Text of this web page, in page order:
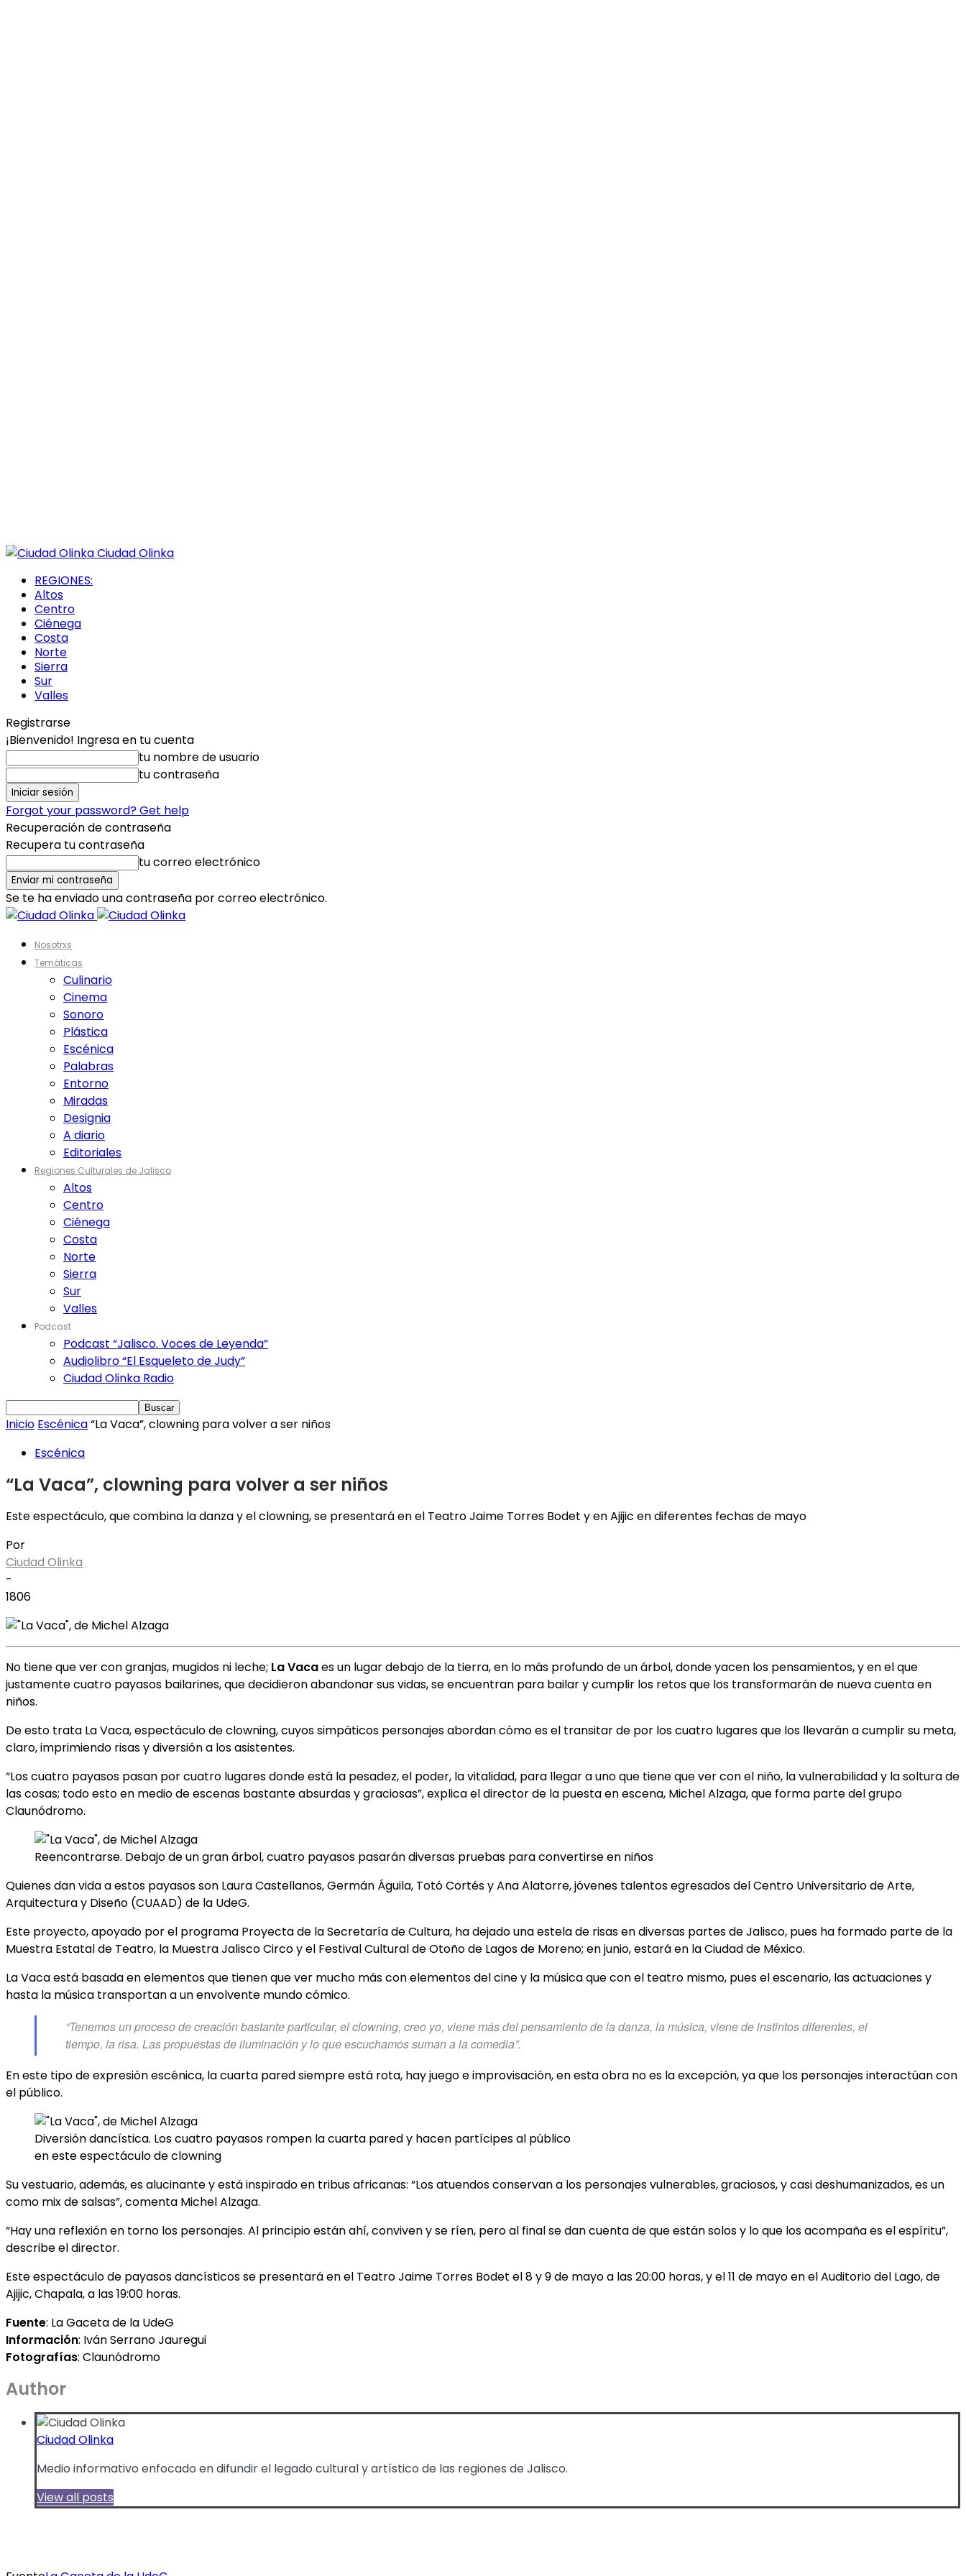
Ciudad Olinka
REGIONES:
Altos
Centro
Ciénega
Costa
Norte
Sierra
Sur
Valles
Registrarse
¡Bienvenido! Ingresa en tu cuenta
tu nombre de usuario
tu contraseña
Forgot your password? Get help
Recuperación de contraseña
Recupera tu contraseña
tu correo electrónico
Se te ha enviado una contraseña por correo electrónico.
Nosotrxs
Temáticas
Culinario
Cinema
Sonoro
Plástica
Escénica
Palabras
Entorno
Miradas
Designia
A diario
Editoriales
Regiones Culturales de Jalisco
Altos
Centro
Ciénega
Costa
Norte
Sierra
Sur
Valles
Podcast
Podcast “Jalisco. Voces de Leyenda”
Audiolibro “El Esqueleto de Judy”
Ciudad Olinka Radio
Inicio Escénica“La Vaca”, clowning para volver a ser niños
Escénica
“La Vaca”, clowning para volver a ser niños
Este espectáculo, que combina la danza y el clowning, se presentará en el Teatro Jaime Torres Bodet y en Ajijic en diferentes fechas de mayo
Por
Ciudad Olinka
-
1806
No tiene que ver con granjas, mugidos ni leche; La Vacaes un lugar debajo de la tierra, en lo más profundo de un árbol, donde yacen los pensamientos, y en el que
justamente cuatro payasos bailarines, que decidieron abandonar sus vidas, se encuentran para bailar y cumplir los retos que los transformarán de nueva cuenta en
niños.
De esto trata La Vaca, espectáculo de clowning, cuyos simpáticos personajes abordan cómo es el transitar de por los cuatro lugares que los llevarán a cumplir su meta,
claro, imprimiendo risas y diversión a los asistentes.
“Los cuatro payasos pasan por cuatro lugares donde está la pesadez, el poder, la vitalidad, para llegar a uno que tiene que ver con el niño, la vulnerabilidad y la soltura de
las cosas; todo esto en medio de escenas bastante absurdas y graciosas”, explica el director de la puesta en escena, Michel Alzaga, que forma parte del grupo
Claunódromo.
Reencontrarse. Debajo de un gran árbol, cuatro payasos pasarán diversas pruebas para convertirse en niños
Quienes dan vida a estos payasos son Laura Castellanos, Germán Águila, Totó Cortés y Ana Alatorre, jóvenes talentos egresados del Centro Universitario de Arte,
Arquitectura y Diseño (CUAAD) de la UdeG.
Este proyecto, apoyado por el programa Proyecta de la Secretaría de Cultura, ha dejado una estela de risas en diversas partes de Jalisco, pues ha formado parte de la
Muestra Estatal de Teatro, la Muestra Jalisco Circo y el Festival Cultural de Otoño de Lagos de Moreno; en junio, estará en la Ciudad de México.
La Vaca está basada en elementos que tienen que ver mucho más con elementos del cine y la música que con el teatro mismo, pues el escenario, las actuaciones y
hasta la música transportan a un envolvente mundo cómico.
“Tenemos un proceso de creación bastante particular, el clowning, creo yo, viene más del pensamiento de la danza, la música, viene de instintos diferentes, el
tiempo, la risa. Las propuestas de iluminación y lo que escuchamos suman a la comedia”.
En este tipo de expresión escénica, la cuarta pared siempre está rota, hay juego e improvisación, en esta obra no es la excepción, ya que los personajes interactúan con
el público.
Diversión dancística. Los cuatro payasos rompen la cuarta pared y hacen partícipes al público
en este espectáculo de clowning
Su vestuario, además, es alucinante y está inspirado en tribus africanas: “Los atuendos conservan a los personajes vulnerables, graciosos, y casi deshumanizados, es un
como mix de salsas”, comenta Michel Alzaga.
“Hay una reflexión en torno los personajes. Al principio están ahí, conviven y se ríen, pero al final se dan cuenta de que están solos y lo que los acompaña es el espíritu”,
describe el director.
Este espectáculo de payasos dancísticos se presentará en el Teatro Jaime Torres Bodet el 8 y 9 de mayo a las 20:00 horas, y el 11 de mayo en el Auditorio del Lago, de
Ajijic, Chapala, a las 19:00 horas.
Fuente: La Gaceta de la UdeG
Información: Iván Serrano Jauregui
Fotografías: Claunódromo
Author
Ciudad Olinka
Medio informativo enfocado en difundir el legado cultural y artístico de las regiones de Jalisco.
View all posts